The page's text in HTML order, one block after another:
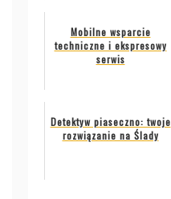
Mobilne wsparcie
techniczne i ekspresowy
serwis
Detektyw piaseczno: twoje
rozwiązanie na Ślady